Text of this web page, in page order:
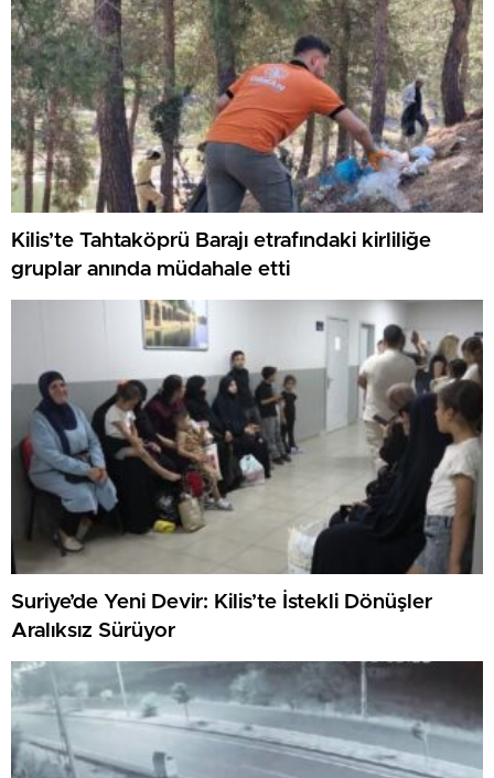
Kilis’te Tahtaköprü Barajı etrafındaki kirliliğe
gruplar anında müdahale etti
Suriye’de Yeni Devir: Kilis’te İstekli Dönüşler
Aralıksız Sürüyor